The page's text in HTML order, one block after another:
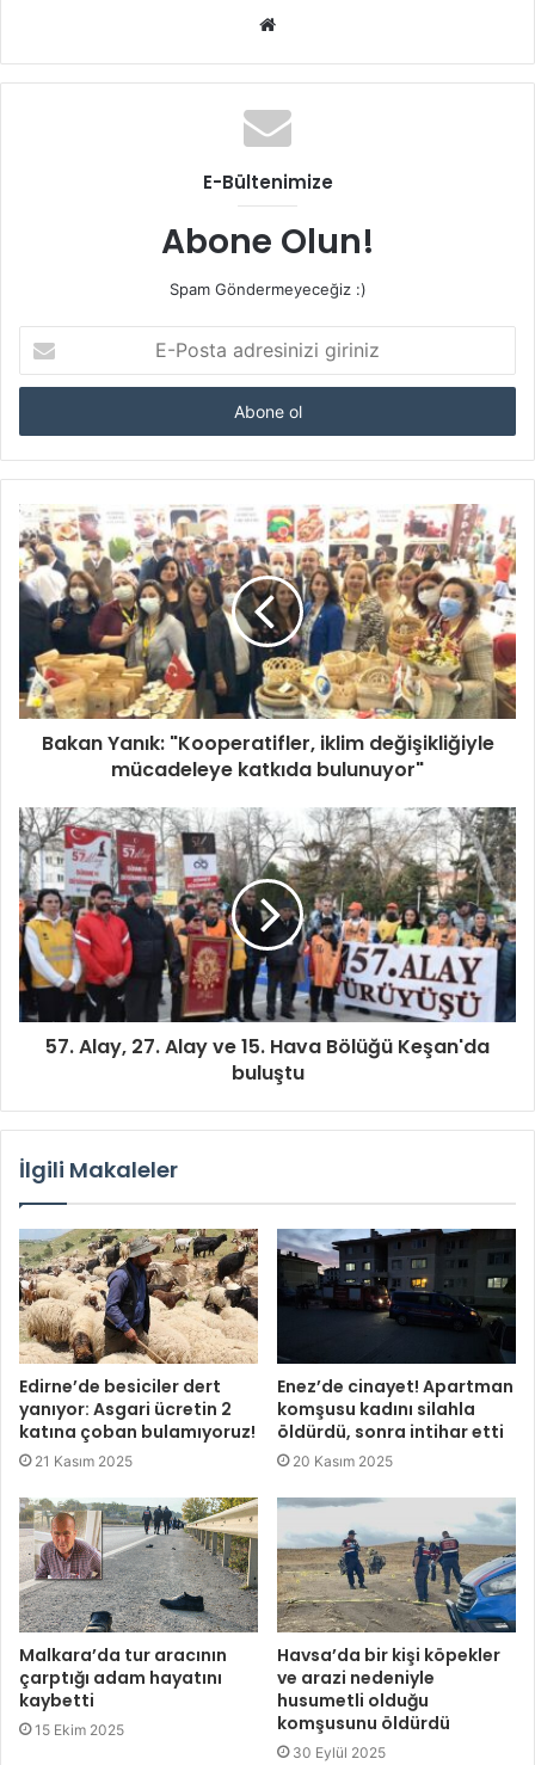
Web
E-Bültenimize
Abone Olun!
Spam Göndermeyeceğiz :)
Posta
adresinizi
Bakan Yanık: "Kooperatifler, iklim değişikliğiyle
mücadeleye katkıda bulunuyor"
57. Alay, 27. Alay ve 15. Hava Bölüğü Keşan'da
buluştu
İlgili Makaleler
Edirne’de besiciler dert
yanıyor: Asgari ücretin 2
katına çoban bulamıyoruz!
21 Kasım 2025
Enez’de cinayet! Apartman
komşusu kadını silahla
öldürdü, sonra intihar etti
20 Kasım 2025
Malkara’da tur aracının
çarptığı adam hayatını
kaybetti
15 Ekim 2025
Havsa’da bir kişi köpekler
ve arazi nedeniyle
husumetli olduğu
komşusunu öldürdü
30 Eylül 2025